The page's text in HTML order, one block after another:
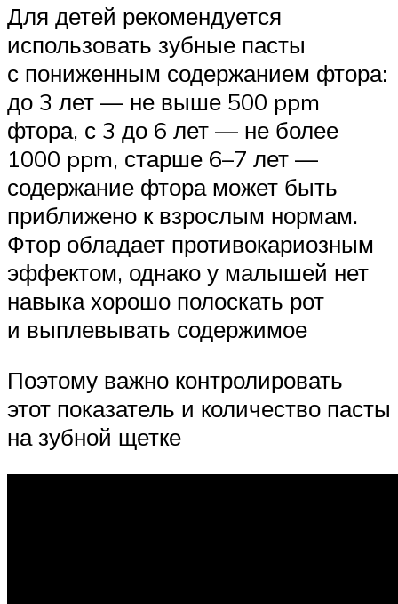
Для детей рекомендуется
использовать зубные пасты
с пониженным содержанием фтора:
до 3 лет — не выше 500 ppm
фтора, с 3 до 6 лет — не более
1000 ppm, старше 6–7 лет —
содержание фтора может быть
приближено к взрослым нормам.
Фтор обладает противокариозным
эффектом, однако у малышей нет
навыка хорошо полоскать рот
и выплевывать содержимое
Поэтому важно контролировать
этот показатель и количество пасты
на зубной щетке